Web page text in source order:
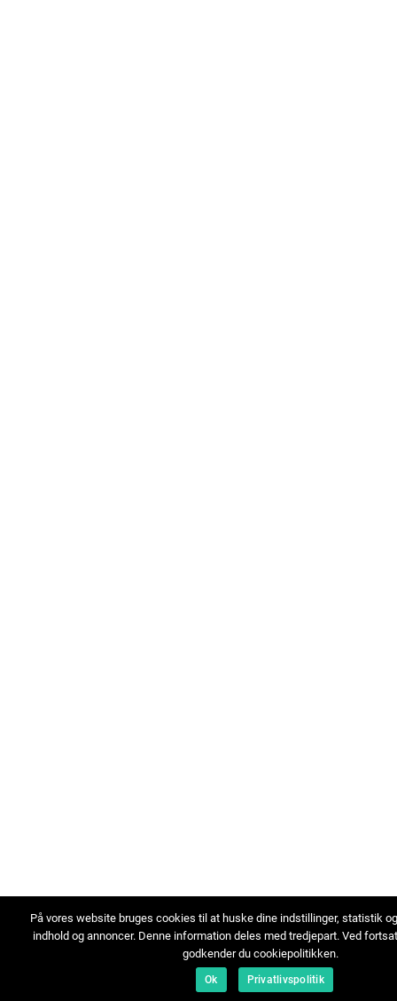
På vores website bruges cookies til at huske dine indstillinger, statistik
indhold og annoncer. Denne information deles med tredjepart. Ved
godkender du cookiepolitikken.
Ok Privatlivspolitik